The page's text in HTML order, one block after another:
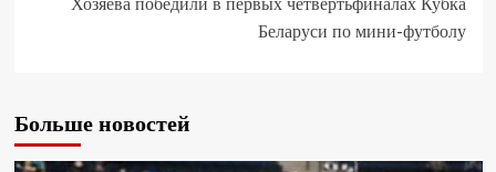
Беларуси по мини-футболу
Больше новостей